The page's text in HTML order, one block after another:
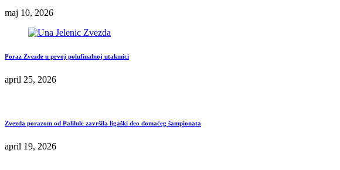
maj 10, 2026
Poraz Zvezde u prvoj polufinalnoj utakmici
april 25, 2026
Zvezda porazom od Palilule završila ligaški deo domaćeg šampionata
april 19, 2026